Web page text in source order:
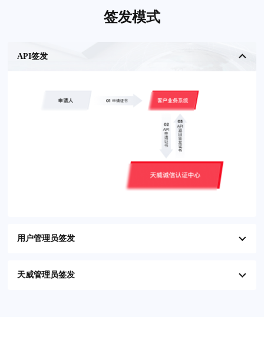
签发模式
API签发
用户管理员签发
天威管理员签发